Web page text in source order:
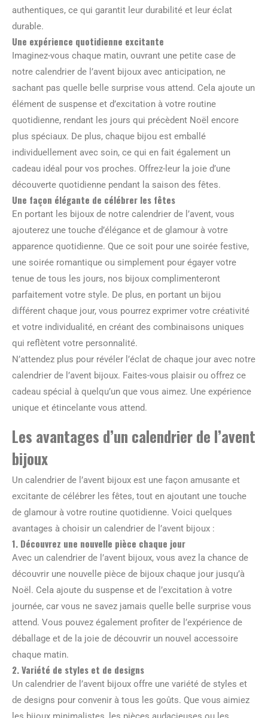
authentiques, ce qui garantit leur durabilité et leur éclat
durable.
Une expérience quotidienne excitante
Imaginez-vous chaque matin, ouvrant une petite case de
notre calendrier de l’avent bijoux avec anticipation, ne
sachant pas quelle belle surprise vous attend. Cela ajoute un
élément de suspense et d’excitation à votre routine
quotidienne, rendant les jours qui précèdent Noël encore
plus spéciaux. De plus, chaque bijou est emballé
individuellement avec soin, ce qui en fait également un
cadeau idéal pour vos proches. Offrez-leur la joie d’une
découverte quotidienne pendant la saison des fêtes.
Une façon élégante de célébrer les fêtes
En portant les bijoux de notre calendrier de l’avent, vous
ajouterez une touche d’élégance et de glamour à votre
apparence quotidienne. Que ce soit pour une soirée festive,
une soirée romantique ou simplement pour égayer votre
tenue de tous les jours, nos bijoux complimenteront
parfaitement votre style. De plus, en portant un bijou
différent chaque jour, vous pourrez exprimer votre créativité
et votre individualité, en créant des combinaisons uniques
qui reflètent votre personnalité.
N’attendez plus pour révéler l’éclat de chaque jour avec notre
calendrier de l’avent bijoux. Faites-vous plaisir ou offrez ce
cadeau spécial à quelqu’un que vous aimez. Une expérience
unique et étincelante vous attend.
Les avantages d’un calendrier de l’avent
bijoux
Un calendrier de l’avent bijoux est une façon amusante et
excitante de célébrer les fêtes, tout en ajoutant une touche
de glamour à votre routine quotidienne. Voici quelques
avantages à choisir un calendrier de l’avent bijoux :
1. Découvrez une nouvelle pièce chaque jour
Avec un calendrier de l’avent bijoux, vous avez la chance de
découvrir une nouvelle pièce de bijoux chaque jour jusqu’à
Noël. Cela ajoute du suspense et de l’excitation à votre
journée, car vous ne savez jamais quelle belle surprise vous
attend. Vous pouvez également profiter de l’expérience de
déballage et de la joie de découvrir un nouvel accessoire
chaque matin.
2. Variété de styles et de designs
Un calendrier de l’avent bijoux offre une variété de styles et
de designs pour convenir à tous les goûts. Que vous aimiez